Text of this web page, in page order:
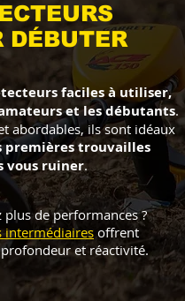
DÉBUTER
faciles à utiliser,
et les débutants.
abordables, ils sont idéaux
premières trouvailles
vous ruiner.
plus de performances ?
intermédiairesoffrent
et réactivité.